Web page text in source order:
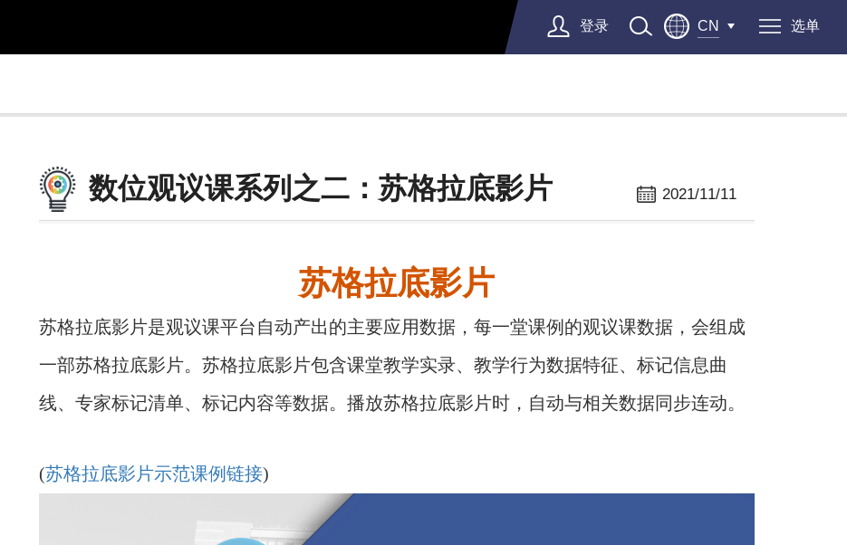
登录 CN 选单
2021/11/11
数位观议课系列之二：苏格拉底影片
苏格拉底影片
苏格拉底影片是观议课平台自动产出的主要应用数据，每一堂课例的观议课数据，会组成
一部苏格拉底影片。苏格拉底影片包含课堂教学实录、教学行为数据特征、标记信息曲
线、专家标记清单、标记内容等数据。播放苏格拉底影片时，自动与相关数据同步连动。
(苏格拉底影片示范课例链接)